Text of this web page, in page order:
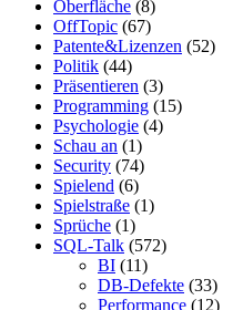
Oberfläche (8)
OffTopic (67)
Patente&Lizenzen (52)
Politik (44)
Präsentieren (3)
Programming (15)
Psychologie (4)
Schau an (1)
Security (74)
Spielend (6)
Spielstraße (1)
Sprüche (1)
SQL-Talk (572)
BI (11)
DB-Defekte (33)
Performance (12)